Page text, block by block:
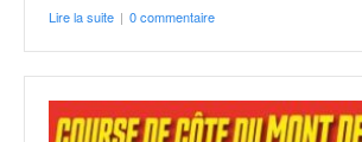
Lire la suite | 0 commentaire